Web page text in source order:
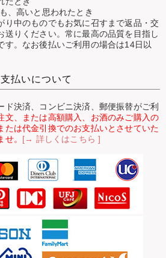
、高いと思われたとき
り中のものでもお気に召すまで返品・交
送りください。常に最高の品質を目指し
す。なお後払いご利用の場合は14日以
払いについて
ド決済、コンビニ決済、郵便振替がご利
文、または高額購入、お酒のみご購入の
たは代金引換でのお支払いとさせていた
。 [→ 詳しくはこちら ]